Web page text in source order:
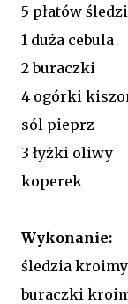
5 płatów
1 duża cebula
2 buraczki
4 ogórki
sól pieprz
3 łyżki oliwy
koperek
Wykonanie:
śledzia
buraczki